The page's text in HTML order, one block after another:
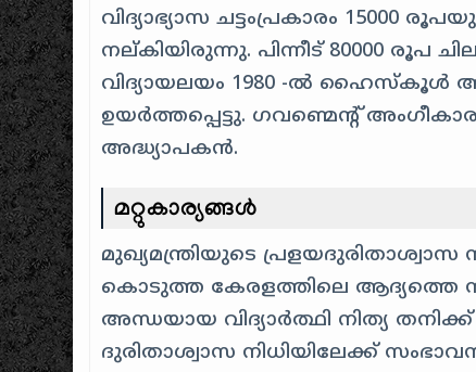
വിദ്യാഭ്യാസ ചട്ടംപ്രകാരം 15000
നല്കിയിരുന്നു. പിന്നീട് 80000 രൂപ
വിദ്യായലയം 1980 -ൽ ഹൈസ്കൂൾ
ഉയർത്തപ്പെട്ടു. ഗവണ്മെന്റ്
അദ്ധ്യാപകൻ.
മറ്റുകാര്യങ്ങൾ
മുഖ്യമന്ത്രിയുടെ
കൊടുത്ത കേരളത്തിലെ
അന്ധയായ വിദ്യാർത്ഥി നിത്യ
ദുരിതാശ്വാസ നിധിയിലേക്ക്